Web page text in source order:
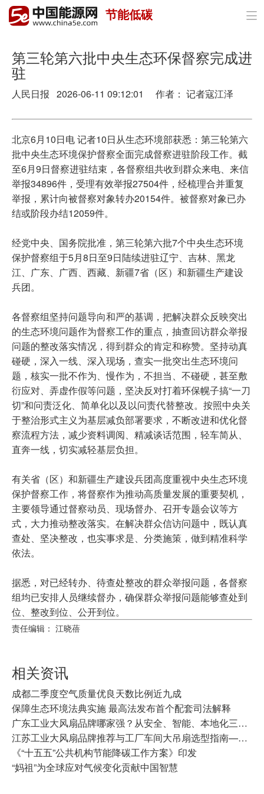
首页
政策与经济
电力
新能源
节能环保
节能低碳 
第三轮第六批中央生态环保督察完成进
驻
人民日报 2026-06-11 09:12:01 作者： 记者寇江泽
北京6月10日电 记者10日从生态环境部获悉：第三轮第六
批中央生态环境保护督察全面完成督察进驻阶段工作。截
至6月9日督察进驻结束，各督察组共收到群众来电、来信
举报34896件，受理有效举报27504件，经梳理合并重复
举报，累计向被督察对象转办20154件。被督察对象已办
结或阶段办结12059件。
经党中央、国务院批准，第三轮第六批7个中央生态环境
保护督察组于5月8日至9日陆续进驻辽宁、吉林、黑龙
江、广东、广西、西藏、新疆7省（区）和新疆生产建设
兵团。
各督察组坚持问题导向和严的基调，把解决群众反映突出
的生态环境问题作为督察工作的重点，抽查回访群众举报
问题的整改落实情况，得到群众的肯定和称赞。坚持动真
碰硬，深入一线、深入现场，查实一批突出生态环境问
题，核实一批不作为、慢作为，不担当、不碰硬，甚至敷
衍应对、弄虚作假等问题，坚决反对打着环保幌子搞“一刀
切”和问责泛化、简单化以及以问责代替整改。按照中央关
于整治形式主义为基层减负部署要求，不断改进和优化督
察流程方法，减少资料调阅、精减谈话范围，轻车简从、
直奔一线，切实减轻基层负担。
有关省（区）和新疆生产建设兵团高度重视中央生态环境
保护督察工作，将督察作为推动高质量发展的重要契机，
主要领导通过督察动员、现场督办、召开专题会议等方
式，大力推动整改落实。在解决群众信访问题中，既认真
查处、坚决整改，也实事求是、分类施策，做到精准科学
依法。
据悉，对已经转办、待查处整改的群众举报问题，各督察
组均已安排人员继续督办，确保群众举报问题能够查处到
位、整改到位、公开到位。
责任编辑： 江晓蓓
相关资讯
成都二季度空气质量优良天数比例近九成
保障生态环境法典实施 最高法发布首个配套司法解释
广东工业大风扇品牌哪家强？从安全、智能、本地化三个维度看开勒环境广东分部
江苏工业大风扇品牌推荐与工厂车间大吊扇选型指南——开勒环境江苏分部本地化服务解析
《“十五五”公共机构节能降碳工作方案》印发
“妈祖”为全球应对气候变化贡献中国智慧